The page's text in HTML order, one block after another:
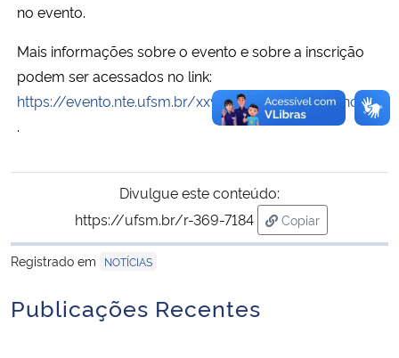
no evento.
Mais informações sobre o evento e sobre a inscrição
podem ser acessados no link:
https://evento.nte.ufsm.br/xxviiforumfreire2026/home
.
Divulgue este conteúdo:
https://ufsm.br/r-369-7184
Copiar
para área de
Registrado em
NOTÍCIAS
Publicações Recentes